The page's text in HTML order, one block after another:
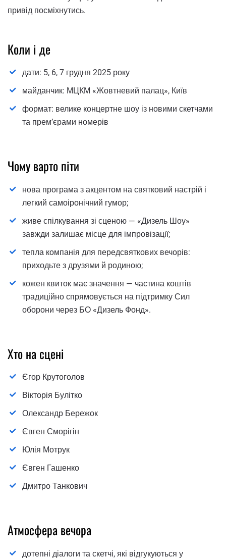
привід посміхнутись.
Коли і де
дати: 5, 6, 7 грудня 2025 року
майданчик: МЦКМ «Жовтневий палац», Київ
формат: велике концертне шоу із новими скетчами
та прем’єрами номерів
Чому варто піти
нова програма з акцентом на святковий настрій і
легкий самоіронічний гумор;
живе спілкування зі сценою — «Дизель Шоу»
завжди залишає місце для імпровізації;
тепла компанія для передсвяткових вечорів:
приходьте з друзями й родиною;
кожен квиток має значення — частина коштів
традиційно спрямовується на підтримку Сил
оборони через БО «Дизель Фонд».
Хто на сцені
Єгор Крутоголов
Вікторія Булітко
Олександр Бережок
Євген Сморігін
Юлія Мотрук
Євген Гашенко
Дмитро Танкович
Атмосфера вечора
дотепні діалоги та скетчі, які відгукуються у